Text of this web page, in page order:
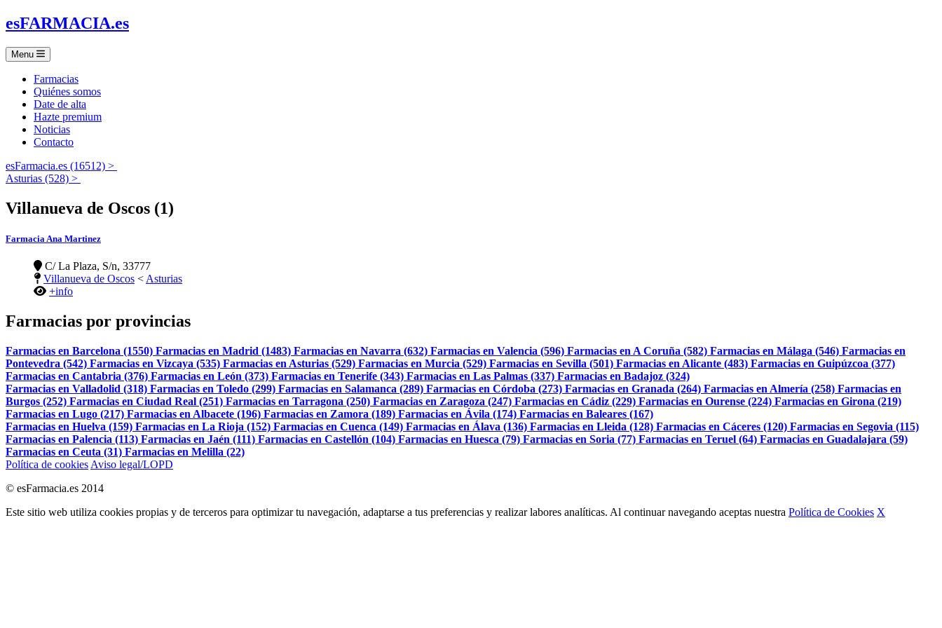
esFARMACIA.es
Menu
Farmacias
Quiénes somos
Date de alta
Hazte premium
Noticias
Contacto
esFarmacia.es (16512) >
Asturias (528) >
Villanueva de Oscos (1)
Farmacia Ana Martinez
C/ La Plaza, S/n, 33777
Villanueva de Oscos < Asturias
+info
Farmacias por provincias
Farmacias en Barcelona (1550) Farmacias en Madrid (1483) Farmacias en Navarra (632) Farmacias en Valencia (596) Farmacias en A Coruña (582) Farmacias en Málaga (546) Farmacias en
Pontevedra (542) Farmacias en Vizcaya (535) Farmacias en Asturias (529) Farmacias en Murcia (529) Farmacias en Sevilla (501) Farmacias en Alicante (483) Farmacias en Guipúzcoa (377)
Farmacias en Cantabria (376) Farmacias en León (373) Farmacias en Tenerife (343) Farmacias en Las Palmas (337) Farmacias en Badajoz (324)
Farmacias en Valladolid (318) Farmacias en Toledo (299) Farmacias en Salamanca (289) Farmacias en Córdoba (273) Farmacias en Granada (264) Farmacias en Almería (258) Farmacias en
Burgos (252) Farmacias en Ciudad Real (251) Farmacias en Tarragona (250) Farmacias en Zaragoza (247) Farmacias en Cádiz (229) Farmacias en Ourense (224) Farmacias en Girona (219)
Farmacias en Lugo (217) Farmacias en Albacete (196) Farmacias en Zamora (189) Farmacias en Ávila (174) Farmacias en Baleares (167)
Farmacias en Huelva (159) Farmacias en La Rioja (152) Farmacias en Cuenca (149) Farmacias en Álava (136) Farmacias en Lleida (128) Farmacias en Cáceres (120) Farmacias en Segovia (115)
Farmacias en Palencia (113) Farmacias en Jaén (111) Farmacias en Castellón (104) Farmacias en Huesca (79) Farmacias en Soria (77) Farmacias en Teruel (64) Farmacias en Guadalajara (59)
Farmacias en Ceuta (31) Farmacias en Melilla (22)
Política de cookies Aviso legal/LOPD
© esFarmacia.es 2014
Este sitio web utiliza cookies propias y de terceros para optimizar tu navegación, adaptarse a tus preferencias y realizar labores analíticas. Al continuar navegando aceptas nuestra Política de Cookies X